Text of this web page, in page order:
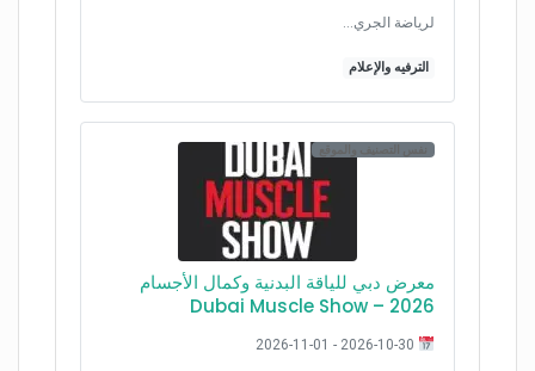
لرياضة الجري…
الترفيه والإعلام
نفس التصنيف والموقع
معرض دبي للياقة البدنية وكمال الأجسام
2026 – Dubai Muscle Show